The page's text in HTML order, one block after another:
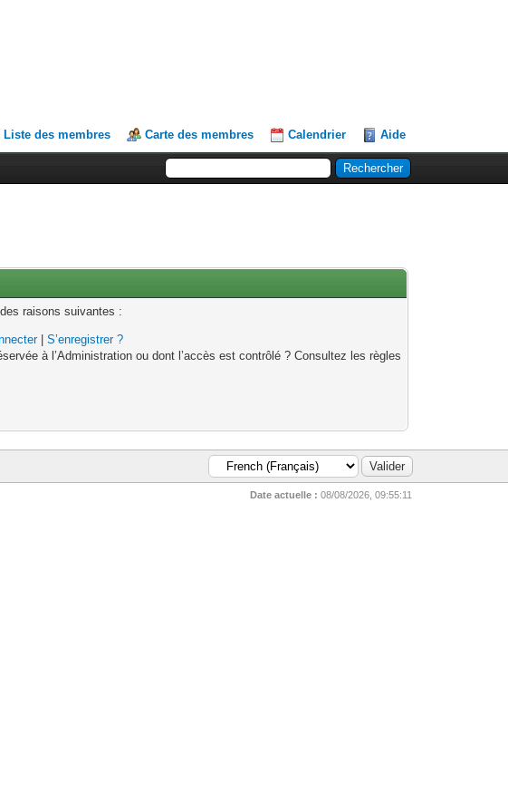
Liste des membres Carte des membres Calendrier Aide
raisons suivantes :
|S’enregistrer ?
à l’Administration ou dont l’accès est contrôlé ? Consultez les règles
Date actuelle : 08/08/2026, 09:55:11